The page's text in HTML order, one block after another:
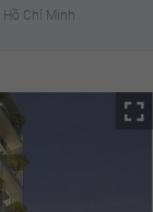
Hồ Chí Minh